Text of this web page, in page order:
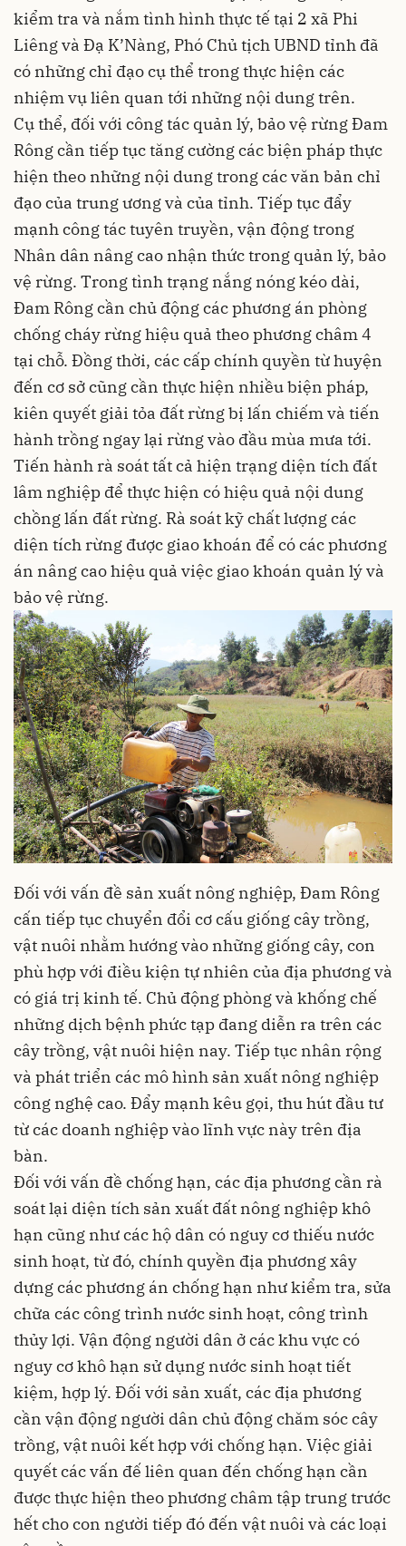
kiểm tra và nắm tình hình thực tế tại 2 xã Phi
Liêng và Đạ K’Nàng, Phó Chủ tịch UBND tỉnh đã
có những chỉ đạo cụ thể trong thực hiện các
nhiệm vụ liên quan tới những nội dung trên.
Cụ thể, đối với công tác quản lý, bảo vệ rừng Đam
Rông cần tiếp tục tăng cường các biện pháp thực
hiện theo những nội dung trong các văn bản chỉ
đạo của trung ương và của tỉnh. Tiếp tục đẩy
mạnh công tác tuyên truyền, vận động trong
Nhân dân nâng cao nhận thức trong quản lý, bảo
vệ rừng. Trong tình trạng nắng nóng kéo dài,
Đam Rông cần chủ động các phương án phòng
chống cháy rừng hiệu quả theo phương châm 4
tại chỗ. Đồng thời, các cấp chính quyền từ huyện
đến cơ sở cũng cần thực hiện nhiều biện pháp,
kiên quyết giải tỏa đất rừng bị lấn chiếm và tiến
hành trồng ngay lại rừng vào đầu mùa mưa tới.
Tiến hành rà soát tất cả hiện trạng diện tích đất
lâm nghiệp để thực hiện có hiệu quả nội dung
chồng lấn đất rừng. Rà soát kỹ chất lượng các
diện tích rừng được giao khoán để có các phương
án nâng cao hiệu quả việc giao khoán quản lý và
bảo vệ rừng.
Đối với vấn đề sản xuất nông nghiệp, Đam Rông
cấn tiếp tục chuyển đổi cơ cấu giống cây trồng,
vật nuôi nhằm hướng vào những giống cây, con
phù hợp với điều kiện tự nhiên của địa phương và
có giá trị kinh tế. Chủ động phòng và khống chế
những dịch bệnh phức tạp đang diễn ra trên các
cây trồng, vật nuôi hiện nay. Tiếp tục nhân rộng
và phát triển các mô hình sản xuất nông nghiệp
công nghệ cao. Đẩy mạnh kêu gọi, thu hút đầu tư
từ các doanh nghiệp vào lĩnh vực này trên địa
bàn.
Đối với vấn đề chống hạn, các địa phương cần rà
soát lại diện tích sản xuất đất nông nghiệp khô
hạn cũng như các hộ dân có nguy cơ thiếu nước
sinh hoạt, từ đó, chính quyền địa phương xây
dựng các phương án chống hạn như kiểm tra, sửa
chữa các công trình nước sinh hoạt, công trình
thủy lợi. Vận động người dân ở các khu vực có
nguy cơ khô hạn sử dụng nước sinh hoạt tiết
kiệm, hợp lý. Đối với sản xuất, các địa phương
cần vận động người dân chủ động chăm sóc cây
trồng, vật nuôi kết hợp với chống hạn. Việc giải
quyết các vấn đế liên quan đến chống hạn cần
được thực hiện theo phương châm tập trung trước
hết cho con người tiếp đó đến vật nuôi và các loại